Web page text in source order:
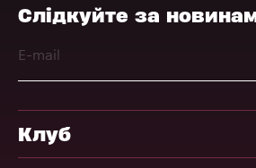
Слідкуйте за
Клуб